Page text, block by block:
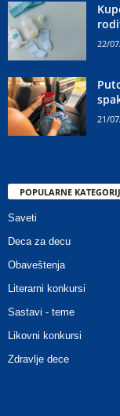
22/
21/
POPULARNE
Saveti
Deca za decu
Obaveštenja
Literarni konkursi
Sastavi - teme
Likovni konkursi
Zdravlje dece